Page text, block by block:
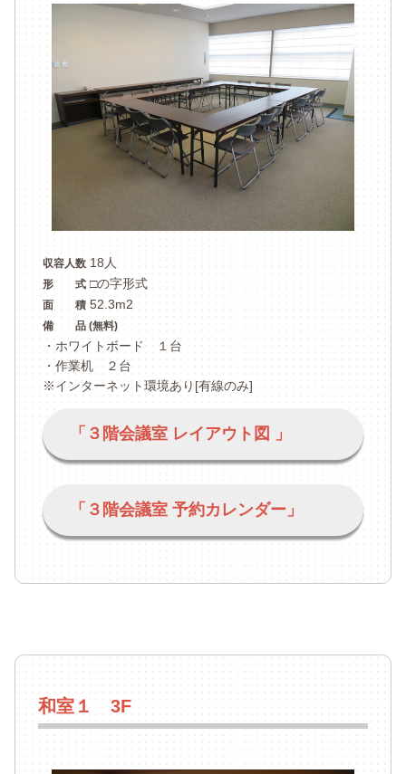
収容人数18人
形 式□の字形式
面 積52.3m2
備 品 (無料)
・ホワイトボード １台
・作業机 ２台
※インターネット環境あり[有線のみ]
「３階会議室 レイアウト図 」
「３階会議室 予約カレンダー」
和室１ 3F